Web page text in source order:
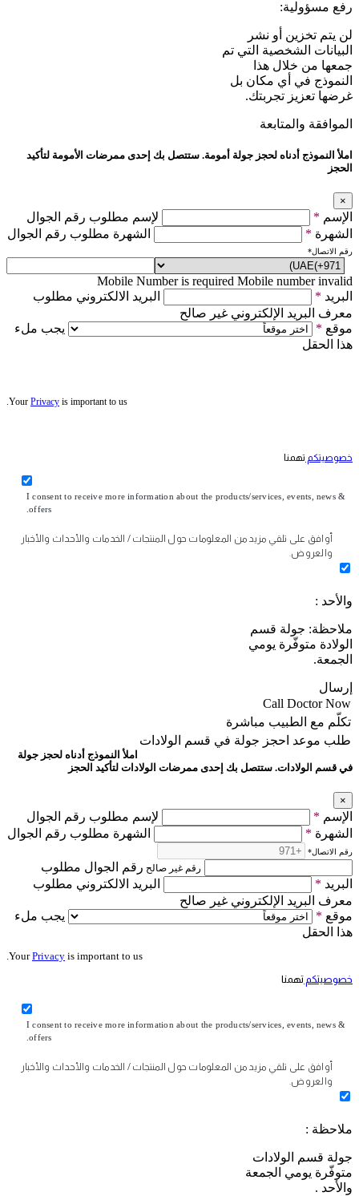
رفع مسؤولية:
لن يتم تخزين أو نشر
البيانات الشخصية التي تم
جمعها من خلال هذا
النموذج في أي مكان بل
غرضها تعزيز تجربتك.
الموافقة والمتابعة
املأ النموذج أدناه لحجز جولة أمومة. ستتصل بك إحدى ممرضات الأمومة لتأكيد
الحجز
×
الإسم *
لإسم مطلوب رقم الجوال
الشهرة * الشهرة مطلوب رقم الجوال
رقم الاتصال*
Mobile Number is required Mobile number invalid
البريد *
البريد الالكتروني مطلوب
معرف البريد الإلكتروني غير صالح
موقع *
يجب ملء
هذا الحقل
Your Privacy is important to us.
خصوصيتكم تهمنا
I consent to receive more information about the products/services, events, news &
offers.
أوافق على تلقي مزيد من المعلومات حول المنتجات / الخدمات والأحداث والأخبار
والعروض.
والأحد :
ملاحظة: جولة قسم
الولادة متوفّرة يومي
الجمعة.
إرسال
Call Doctor Now
تكلّم مع الطبيب مباشرة
طلب موعد احجز جولة في قسم الولادات
املأ النموذج أدناه لحجز جولة
في قسم الولادات. ستتصل بك إحدى ممرضات الولادات لتأكيد الحجز
×
الإسم *
لإسم مطلوب رقم الجوال
الشهرة * الشهرة مطلوب رقم الجوال
رقم الاتصال*
رقم غير صالح رقم الجوال مطلوب
البريد *
البريد الالكتروني مطلوب
معرف البريد الإلكتروني غير صالح
موقع *
يجب ملء
هذا الحقل
YourPrivacy is important to us.
خصوصيتكم تهمنا
I consent to receive more information about the products/services, events, news &
offers.
أوافق على تلقي مزيد من المعلومات حول المنتجات / الخدمات والأحداث والأخبار
والعروض.
ملاحظة :
جولة قسم الولادات
متوفّرة يومي الجمعة
والأحد .